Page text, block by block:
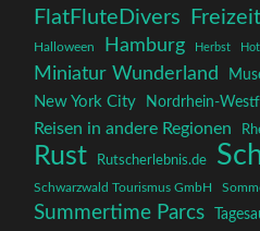
FlatFluteDivers
Halloween Hamburg Herbst
Miniatur Wunderland
New York City Nordrhein-
Reisen in andere Regionen
Rust Rutscherlebnis.de
Schwarzwald Tourismus GmbH
Summertime Parcs